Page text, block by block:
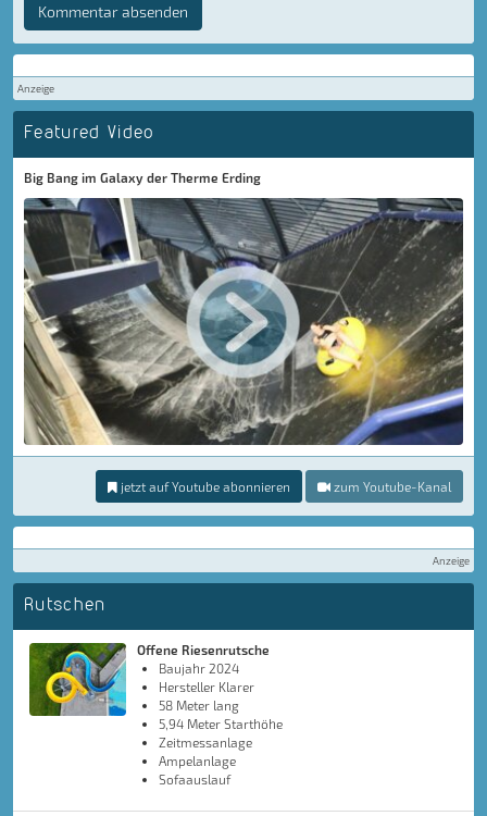
Kommentar absenden
Anzeige
Featured Video
Big Bang im Galaxy der Therme Erding
jetzt auf Youtube abonnieren zum Youtube-Kanal
Anzeige
Rutschen
Offene Riesenrutsche
Baujahr 2024
Hersteller Klarer
58 Meter lang
5,94 Meter Starthöhe
Zeitmessanlage
Ampelanlage
Sofaauslauf